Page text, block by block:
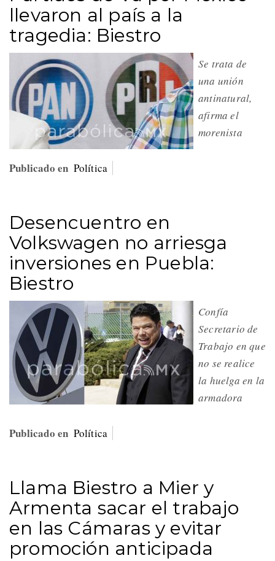
llevaron al país a la
tragedia: Biestro
Se trata de
una unión
antinatural,
afirma el
morenista
Publicado en Política
Desencuentro en
Volkswagen no arriesga
inversiones en Puebla:
Biestro
Confía
Secretario de
Trabajo en que
no se realice
la huelga en la
armadora
Publicado en Política
Llama Biestro a Mier y
Armenta sacar el trabajo
en las Cámaras y evitar
promoción anticipada